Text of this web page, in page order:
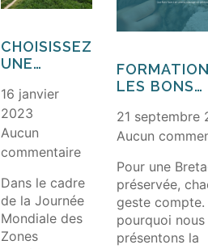
CHOISISSEZ
UNE
NATURE EN
ZONES
HUMIDES
16 janvier
2023
Aucun
commentaire
Dans le cadre
de la Journée
Mondiale des
Zones
LES BONS
PROTÉGER
SAUVAGE
21 septembre
Aucun
Pour une
préservée,
geste compte.
pourquoi
présentons la